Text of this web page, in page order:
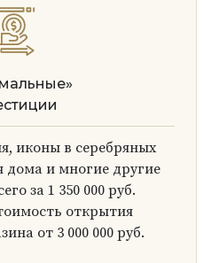
иконы в серебряных
дома и многие другие
за 1 350 000 руб.
открытия
от 3 000 000 руб.